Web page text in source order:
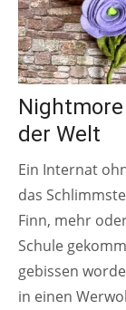
der Welt
Ein Internat
das
Finn, mehr
Schule
gebissen
in einen